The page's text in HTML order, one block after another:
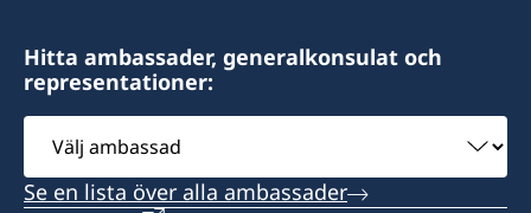
Hitta ambassader, generalkonsulat och
representationer:
Välj
ambassad
Se en lista över alla ambassader